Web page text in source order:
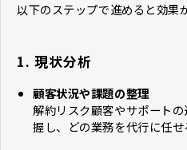
以下のステップで進めると効果
1. 現状分析
顧客状況や課題の整理
解約リスク顧客やサポート
握し、どの業務を代行に任せ